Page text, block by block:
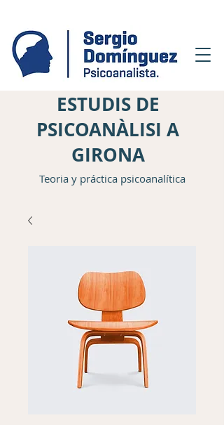
Teoria y práctica psicoanalítica
ESTUDIS DE
PSICOANÀLISI A
GIRONA